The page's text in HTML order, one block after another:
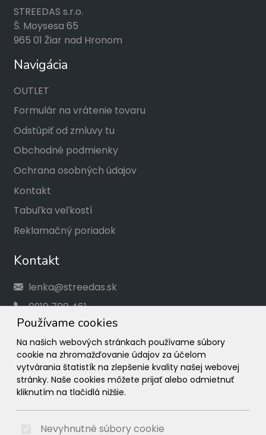
Používame cookies
Na našich webových stránkach používame súbory
cookie na zhromažďovanie údajov za účelom
vytvárania štatistík na zlepšenie kvality našej webovej
stránky. Naše cookies môžete prijať alebo odmietnuť
kliknutím na tlačidlá nižšie.
Nevyhnutné súbory cookie
STREEDAS s.r.o.
Š. Moysesa 65
965 01 Žiar nad Hronom
Navigácia
OUTLET
Formulár na vrátenie tovaru
Odstúpiť od zmluvy tu
Obchodné podmienky
Ochrana osobných údajov
Kontakt
Tabuľka veľkostí
Reklamačný poriadok
Kontakt
lenka@streedas.sk
0910 700 461
Social
Facebook
Instagram
© 2026 Arrabella s.r.o., mayabella s.r.o., Všetky práva
vyhradené.